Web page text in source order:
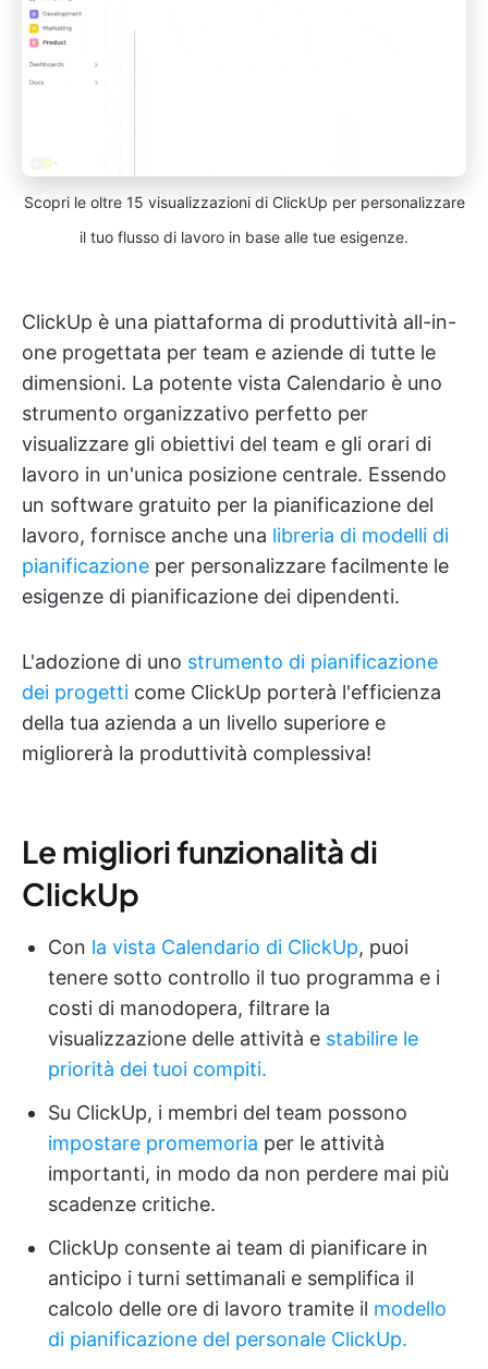
Scopri le oltre 15 visualizzazioni di ClickUp per personalizzare
il tuo flusso di lavoro in base alle tue esigenze.
ClickUp è una piattaforma di produttività all-in-
one progettata per team e aziende di tutte le
dimensioni. La potente vista Calendario è uno
strumento organizzativo perfetto per
visualizzare gli obiettivi del team e gli orari di
lavoro in un'unica posizione centrale. Essendo
un software gratuito per la pianificazione del
lavoro, fornisce anche una libreria di modelli di
pianificazione per personalizzare facilmente le
esigenze di pianificazione dei dipendenti.
L'adozione di uno strumento di pianificazione
dei progetti come ClickUp porterà l'efficienza
della tua azienda a un livello superiore e
migliorerà la produttività complessiva!
Le migliori funzionalità di
ClickUp
Con la vista Calendario di ClickUp, puoi
tenere sotto controllo il tuo programma e i
costi di manodopera, filtrare la
visualizzazione delle attività e stabilire le
priorità dei tuoi compiti.
Su ClickUp, i membri del team possono
impostare promemoria per le attività
importanti, in modo da non perdere mai più
scadenze critiche.
ClickUp consente ai team di pianificare in
anticipo i turni settimanali e semplifica il
calcolo delle ore di lavoro tramite il modello
di pianificazione del personale ClickUp.